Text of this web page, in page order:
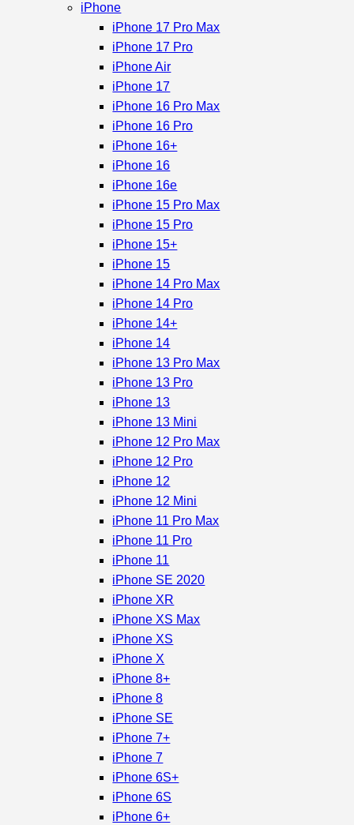
iPhone
iPhone 17 Pro Max
iPhone 17 Pro
iPhone Air
iPhone 17
iPhone 16 Pro Max
iPhone 16 Pro
iPhone 16+
iPhone 16
iPhone 16e
iPhone 15 Pro Max
iPhone 15 Pro
iPhone 15+
iPhone 15
iPhone 14 Pro Max
iPhone 14 Pro
iPhone 14+
iPhone 14
iPhone 13 Pro Max
iPhone 13 Pro
iPhone 13
iPhone 13 Mini
iPhone 12 Pro Max
iPhone 12 Pro
iPhone 12
iPhone 12 Mini
iPhone 11 Pro Max
iPhone 11 Pro
iPhone 11
iPhone SE 2020
iPhone XR
iPhone XS Max
iPhone XS
iPhone X
iPhone 8+
iPhone 8
iPhone SE
iPhone 7+
iPhone 7
iPhone 6S+
iPhone 6S
iPhone 6+